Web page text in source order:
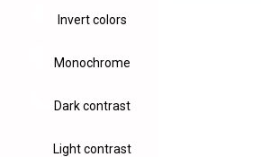
Invert colors
Monochrome
Dark contrast
Light contrast